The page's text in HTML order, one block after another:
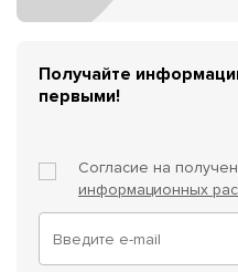
Получайте
первыми!
Согласие на
информационных